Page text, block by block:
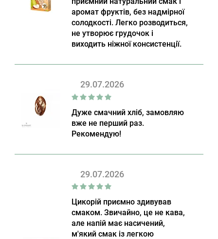
аромат фруктів, без надмірної
солодкості. Легко розводиться,
не утворює грудочок і
виходить ніжної консистенції.
29.07.2026
Дуже смачний хліб, замовляю
вже не перший раз.
Рекомендую!
29.07.2026
Цикорій приємно здивував
смаком. Звичайно, це не кава,
але напій має насичений,
м'який смак із легкою